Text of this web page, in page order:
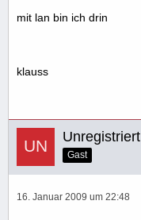
mit lan bin ich drin
klauss
Unregistriert
Gast
16. Januar 2009 um 22:48